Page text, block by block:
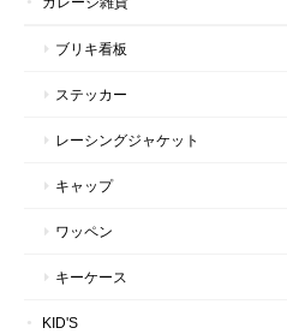
ブリキ看板
ステッカー
レーシングジャケット
キャップ
ワッペン
キーケース
KID'S